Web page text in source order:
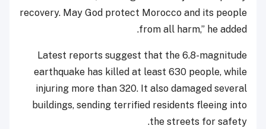
recovery. May God protect Morocco and its people
from all harm,” he added.
Latest reports suggest that the 6.8-magnitude
earthquake has killed at least 630 people, while
injuring more than 320. It also damaged several
buildings, sending terrified residents fleeing into
the streets for safety.